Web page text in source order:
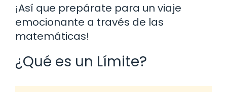
¡Así que prepárate para un viaje
emocionante a través de las
matemáticas!
¿Qué es un Límite?